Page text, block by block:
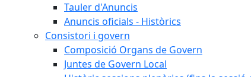
Tauler d'Anuncis
Anuncis oficials - Històrics
Consistori i govern
Composició Organs de Govern
Juntes de Govern Local